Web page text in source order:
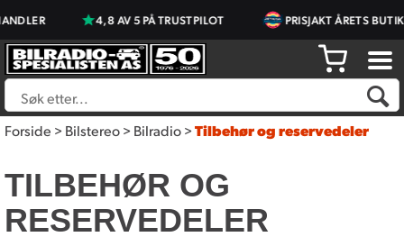
4,8 AV 5 PÅ TRUSTPILOT PRISJAKT ÅRETS BUTIKK
Forside>Bilstereo>Bilradio>Tilbehør og reservedeler
TILBEHØR OG
RESERVEDELER